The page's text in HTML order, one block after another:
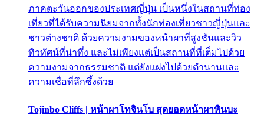
ภาคตะวันออกของประเทศญี่ปุ่น เป็นหนึ่งในสถานที่ท่อง
เที่ยวที่ได้รับความนิยมจากทั้งนักท่องเที่ยวชาวญี่ปุ่นและ
ชาวต่างชาติ ด้วยความงามของหน้าผาที่สูงชันและวิว
ทิวทัศน์ที่น่าทึ่ง และไม่เพียงแต่เป็นสถานที่ที่เต็มไปด้วย
ความงามจากธรรมชาติ แต่ยังแฝงไปด้วยตำนานและ
ความเชื่อที่ลึกซึ้งด้วย
Tojinbo Cliffs | หน้าผาโทจินโบ สุดยอดหน้าผาหินบะ